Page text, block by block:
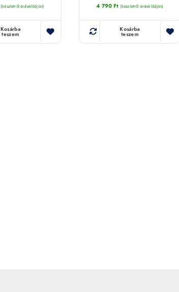
(készletről érdeklődjön)
Kosárba
teszem
4 790Ft (készletről érdeklődjön)
Kosárba
teszem